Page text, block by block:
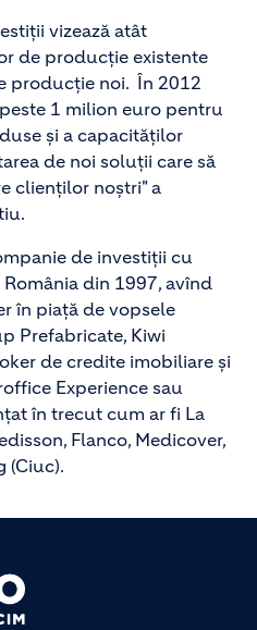
vizează atât
de producție existente
producție noi. În 2012
1 milion euro pentru
și a capacităților
de noi soluții care să
clienților noștri" a
de investiții cu
din 1997, avînd
în piață de vopsele
Prefabricate, Kiwi
de credite imobiliare și
Experience sau
în trecut cum ar fi La
Flanco, Medicover,
(Ciuc).